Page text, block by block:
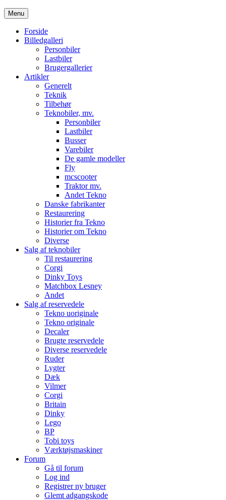
Menu
Forside
Billedgalleri
Personbiler
Lastbiler
Brugergallerier
Artikler
Generelt
Teknik
Tilbehør
Teknobiler, mv.
Personbiler
Lastbiler
Busser
Varebiler
De gamle modeller
Fly
mcscooter
Traktor mv.
Andet Tekno
Danske fabrikanter
Restaurering
Historier fra Tekno
Historier om Tekno
Diverse
Salg af teknobiler
Til restaurering
Corgi
Dinky Toys
Matchbox Lesney
Andet
Salg af reservedele
Tekno uoriginale
Tekno originale
Decaler
Brugte reservedele
Diverse reservedele
Ruder
Lygter
Dæk
Vilmer
Corgi
Britain
Dinky
Lego
BP
Tobi toys
Værktøjsmaskiner
Forum
Gå til forum
Log ind
Registrer ny bruger
Glemt adgangskode